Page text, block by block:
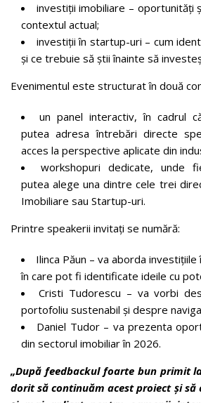
investiții imobiliare – oportunități
contextul actual;
investiții în startup-uri – cum
și ce trebuie să știi înainte să
Evenimentul este structurat în două
un panel interactiv, în cadrul
putea adresa întrebări directe
acces la perspective aplicate din
workshopuri dedicate, unde
putea alege una dintre cele trei
Imobiliare sau Startup-uri.
Printre speakerii invitați se numără:
Ilinca Păun – va aborda
în care pot fi identificate ideile cu
Cristi Tudorescu – va vorbi
portofoliu sustenabil și despre
Daniel Tudor – va prezenta
din sectorul imobiliar în 2026.
„După feedbackul foarte bun primit
dorit să continuăm acest proiect și